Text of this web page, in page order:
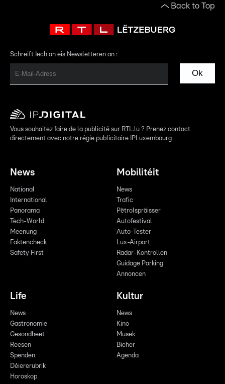
Back to Top
Schreift Iech an eis Newsletteren an :
Ok
Vous souhaitez faire de la publicité sur RTL.lu ? Prenez contact
directement avec notre régie publicitaire IPLuxembourg
News
National
International
Panorama
Tech-World
Meenung
Faktencheck
Safety First
Mobilitéit
News
Trafic
Pëtrolspräisser
Autofestival
Auto-Tester
Lux-Airport
Radar-Kontrollen
Guidage Parking
Annoncen
Life
News
Gastronomie
Gesondheet
Reesen
Spenden
Déiererubrik
Horoskop
Kultur
News
Kino
Musek
Bicher
Agenda